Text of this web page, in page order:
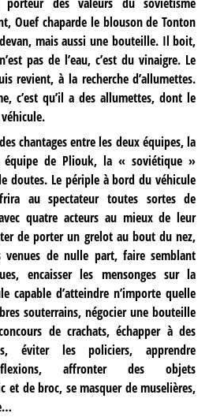
Ouef chaparde le blouson de Tonton
mais aussi une bouteille. Il boit,
pas de l’eau, c’est du vinaigre. Le
revient, à la recherche d’allumettes.
c’est qu’il a des allumettes, dont le
chantages entre les deux équipes, la
de Pliouk, la « soviétique »
doutes. Le périple à bord du véhicule
au spectateur toutes sortes de
quatre acteurs au mieux de leur
de porter un grelot au bout du nez,
venues de nulle part, faire semblant
encaisser les mensonges sur la
capable d’atteindre n’importe quelle
souterrains, négocier une bouteille
de crachats, échapper à des
éviter les policiers, apprendre
affronter des objets
et de broc, se masquer de muselières,